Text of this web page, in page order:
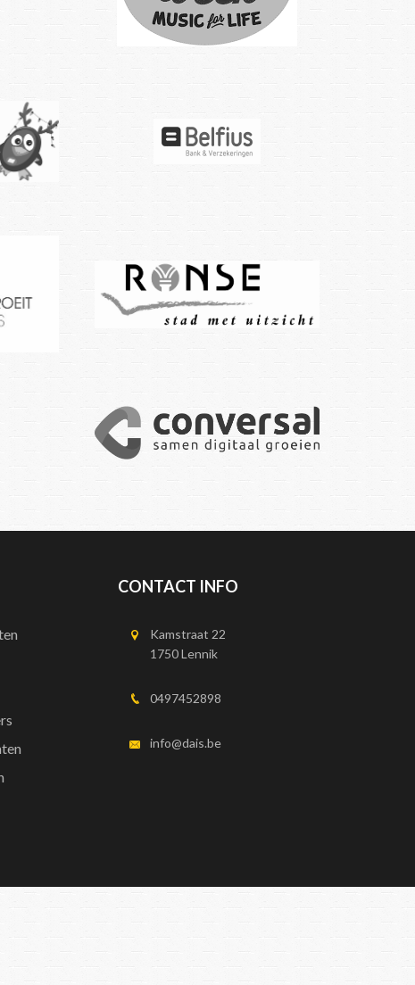
CONTACT INFO
Kamstraat 22
1750 Lennik
0497452898
info@dais.be